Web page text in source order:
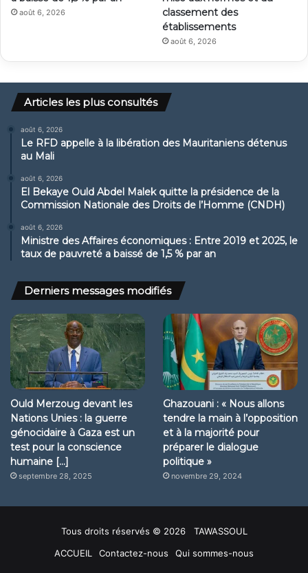
août 6, 2026
classement des
établissements
août 6, 2026
Articles les plus consultés
août 6, 2026
Le RFD appelle à la libération des Mauritaniens détenus
au Mali
août 6, 2026
El Bekaye Ould Abdel Malek quitte la présidence de la
Commission Nationale des Droits de l’Homme (CNDH)
août 6, 2026
Ministre des Affaires économiques : Entre 2019 et 2025, le
taux de pauvreté a baissé de 1,5 % par an
Derniers messages modifiés
Ould Merzoug devant les
Nations Unies : la guerre
génocidaire à Gaza est un
test pour la conscience
humaine […]
septembre 28, 2025
Ghazouani : « Nous allons
tendre la main à l’opposition
et à la majorité pour
préparer le dialogue
politique »
novembre 29, 2024
Tous droits réservés © 2026 TAWASSOUL
ACCUEIL
Contactez-nous Qui sommes-nous